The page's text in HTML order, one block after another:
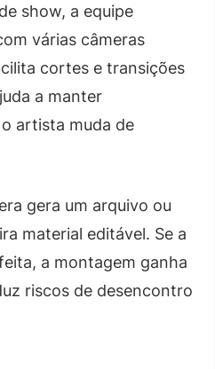
show, a equipe
várias câmeras
cortes e transições
a manter
artista muda de
gera um arquivo ou
material editável. Se a
a montagem ganha
riscos de desencontro